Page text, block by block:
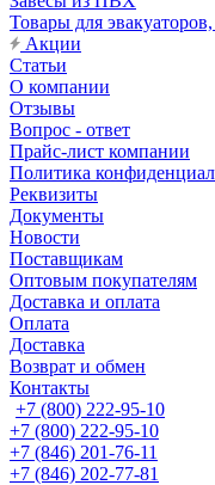
Товары для
Акции
Статьи
О компании
Отзывы
Вопрос - ответ
Прайс-лист компании
Политика
Реквизиты
Документы
Новости
Поставщикам
Оптовым покупателям
Доставка и оплата
Оплата
Доставка
Возврат и обмен
Контакты
+7 (800) 222-95-10
+7 (800) 222-95-10
+7 (846) 201-76-11
+7 (846) 202-77-81